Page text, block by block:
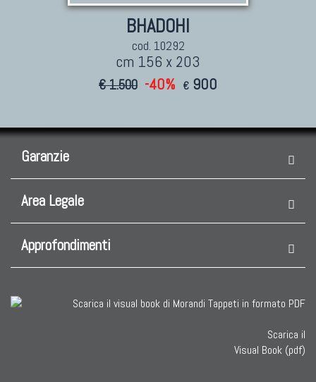
BHADOHI
cod. 10292
cm 156 x 203
€ 1.500 -40% € 900
Garanzie
Area Legale
Approfondimenti
Scarica il
Visual Book (pdf)